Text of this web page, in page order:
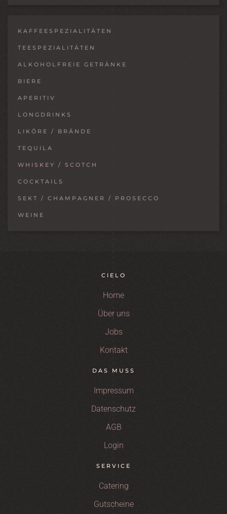
KAFFEESPEZIALITÄTEN
TEESPEZIALITÄTEN
ALKOHOLFREIE GETRÄNKE
BIERE
APERITIV
LONGDRINKS
LIKÖRE / BRÄNDE
TEQUILA
WHISKEY / SCOTCH
COCKTAILS
SEKT / CHAMPAGNER / PROSECCO
WEINE
CIELO
Home
Über uns
Jobs
Kontakt
DAS MUSS
Impressum
Datenschutz
AGB
Login
SERVICE
Catering
Gutscheine